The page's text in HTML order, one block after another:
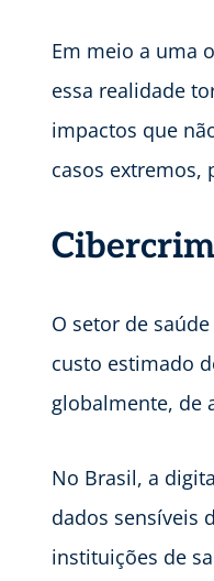
Em meio a uma
essa realidade
impactos que
casos extremos,
O setor de
custo estimado
globalmente, de
No Brasil, a
dados sensíveis
instituições de